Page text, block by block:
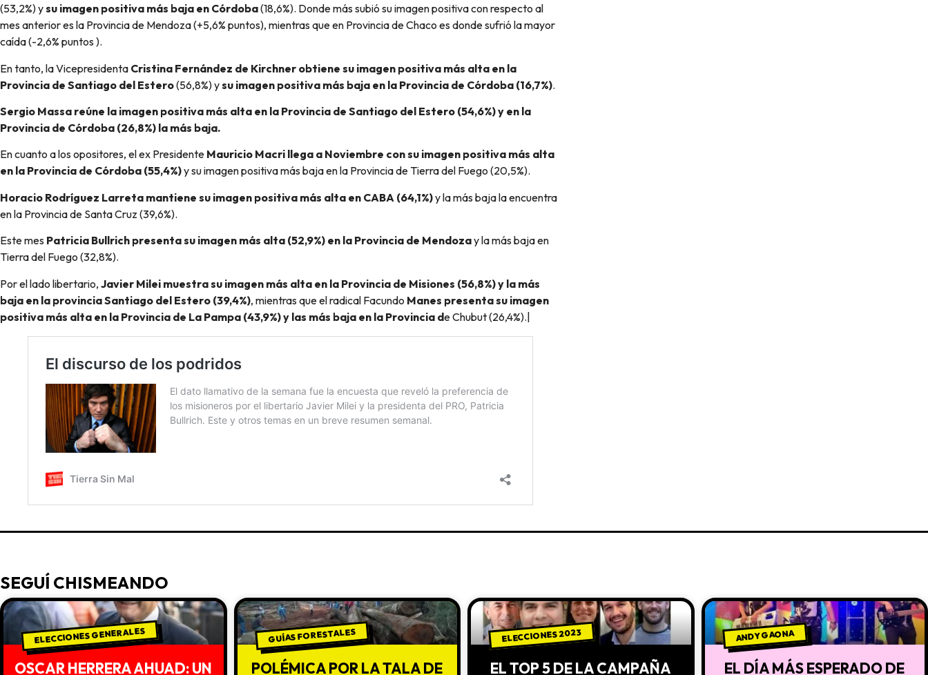
(53,2%) ysu imagen positiva más baja en Córdoba(18,6%). Donde más subió su imagen positiva con respecto al
mes anterior es la Provincia de Mendoza (+5,6% puntos), mientras que en Provincia de Chaco es donde sufrió la mayor
caída (-2,6% puntos ).
En tanto, la Vicepresidenta Cristina Fernández de Kirchner obtiene su imagen positiva más alta en la
Provincia de Santiago del Estero(56,8%) ysu imagen positiva más baja en la Provincia de Córdoba (16,7%).
Sergio Massa reúne la imagen positiva más alta en la Provincia de Santiago del Estero (54,6%) y en la
Provincia de Córdoba (26,8%) la más baja.
En cuanto a los opositores, el ex Presidente Mauricio Macri llega a Noviembre con su imagen positiva más alta
en la Provincia de Córdoba (55,4%)y su imagen positiva más baja en la Provincia de Tierra del Fuego (20,5%).
Horacio Rodríguez Larreta mantiene su imagen positiva más alta en CABA (64,1%)y la más baja la encuentra
en la Provincia de Santa Cruz (39,6%).
Este mes Patricia Bullrich presenta su imagen más alta (52,9%) en la Provincia de Mendozay la más baja en
Tierra del Fuego (32,8%).
Por el lado libertario, Javier Milei muestra su imagen más alta en la Provincia de Misiones (56,8%) y la más
baja en la provincia Santiago del Estero (39,4%), mientras que el radical Facundo Manes presenta su imagen
positiva más alta en la Provincia de La Pampa (43,9%) y las más baja en la Provincia de Chubut (26,4%).|
SEGUÍ CHISMEANDO
ELECCIONES GENERALES
OSCAR HERRERA AHUAD: UN
GUÍAS FORESTALES
POLÉMICA POR LA TALA DE
ELECCIONES 2023
EL TOP 5 DE LA CAMPAÑA
ANDY GAONA
EL DÍA MÁS ESPERADO DE